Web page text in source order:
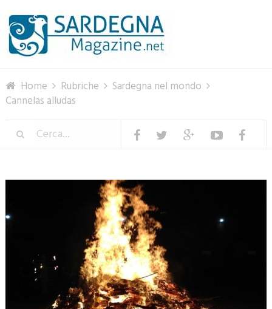
Home Rubriche
Sardegna nel mondo
Cannelas alludas